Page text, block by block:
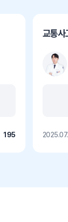
195
교통사